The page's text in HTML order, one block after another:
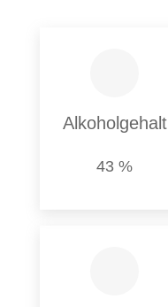
Alkoholgehalt
43 %